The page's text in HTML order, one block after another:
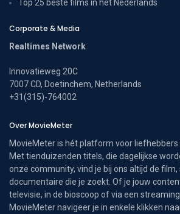
Top 25 beste films in het Nederlands
Corporate & Media
Realtimes Network
Innovatieweg 20C
7007 CD, Doetinchem, Netherlands
+31(315)-764002
Over MovieMeter
MovieMeter is hét platform voor liefhebbers
Met tienduizenden titels, die dagelijkse
onze community, vind je bij ons altijd de
documentaire die je zoekt. Of je jouw
televisie, in de bioscoop of via een
MovieMeter navigeer je in enkele klikken